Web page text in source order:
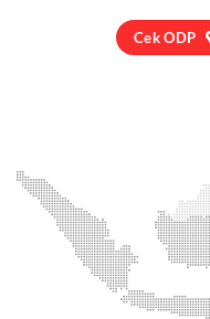
Cek ODP